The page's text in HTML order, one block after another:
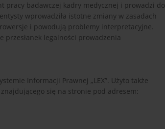
pracy badawczej kadry medycznej i prowadzi do
wprowadziła istotne zmiany w zasadach
i powodują problemy interpretacyjne.
przesłanek legalności prowadzenia
Informacji Prawnej „LEX”. Użyto także
się na stronie pod adresem: